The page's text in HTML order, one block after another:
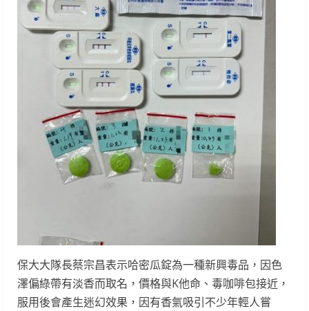
保大大隊長蔡宗昌表示哈密瓜錠為一種新興毒品，因色
澤偏綠帶有淡香而取名，價格與K他命、毒咖啡包接近，
服用後會產生迷幻效果，因有香氣吸引不少年輕人嘗